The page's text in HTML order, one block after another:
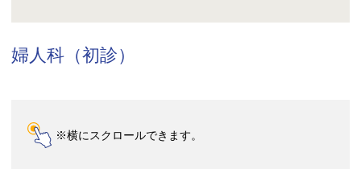
婦人科（初診）
※横にスクロールできます。